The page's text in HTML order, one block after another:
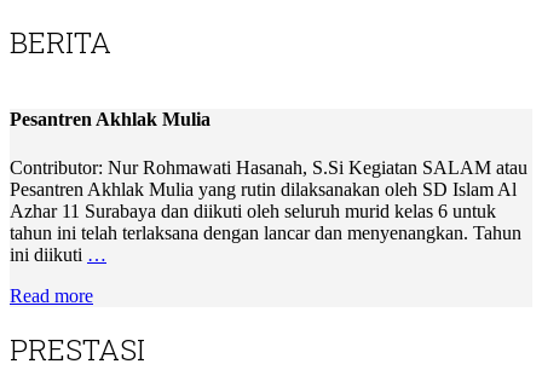
BERITA
Pesantren Akhlak Mulia
Contributor: Nur Rohmawati Hasanah, S.Si Kegiatan SALAM atau
Pesantren Akhlak Mulia yang rutin dilaksanakan oleh SD Islam Al
Azhar 11 Surabaya dan diikuti oleh seluruh murid kelas 6 untuk
tahun ini telah terlaksana dengan lancar dan menyenangkan. Tahun
ini diikuti …
Read more
PRESTASI